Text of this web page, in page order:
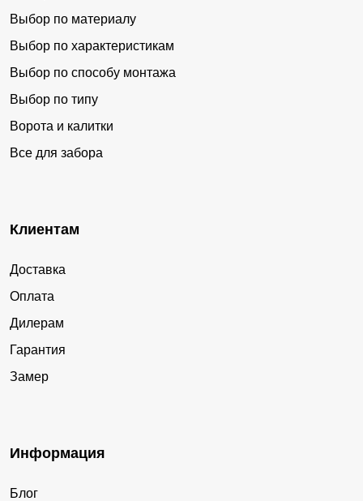
Выбор по материалу
Выбор по характеристикам
Выбор по способу монтажа
Выбор по типу
Ворота и калитки
Все для забора
Клиентам
Доставка
Оплата
Дилерам
Гарантия
Замер
Информация
Блог